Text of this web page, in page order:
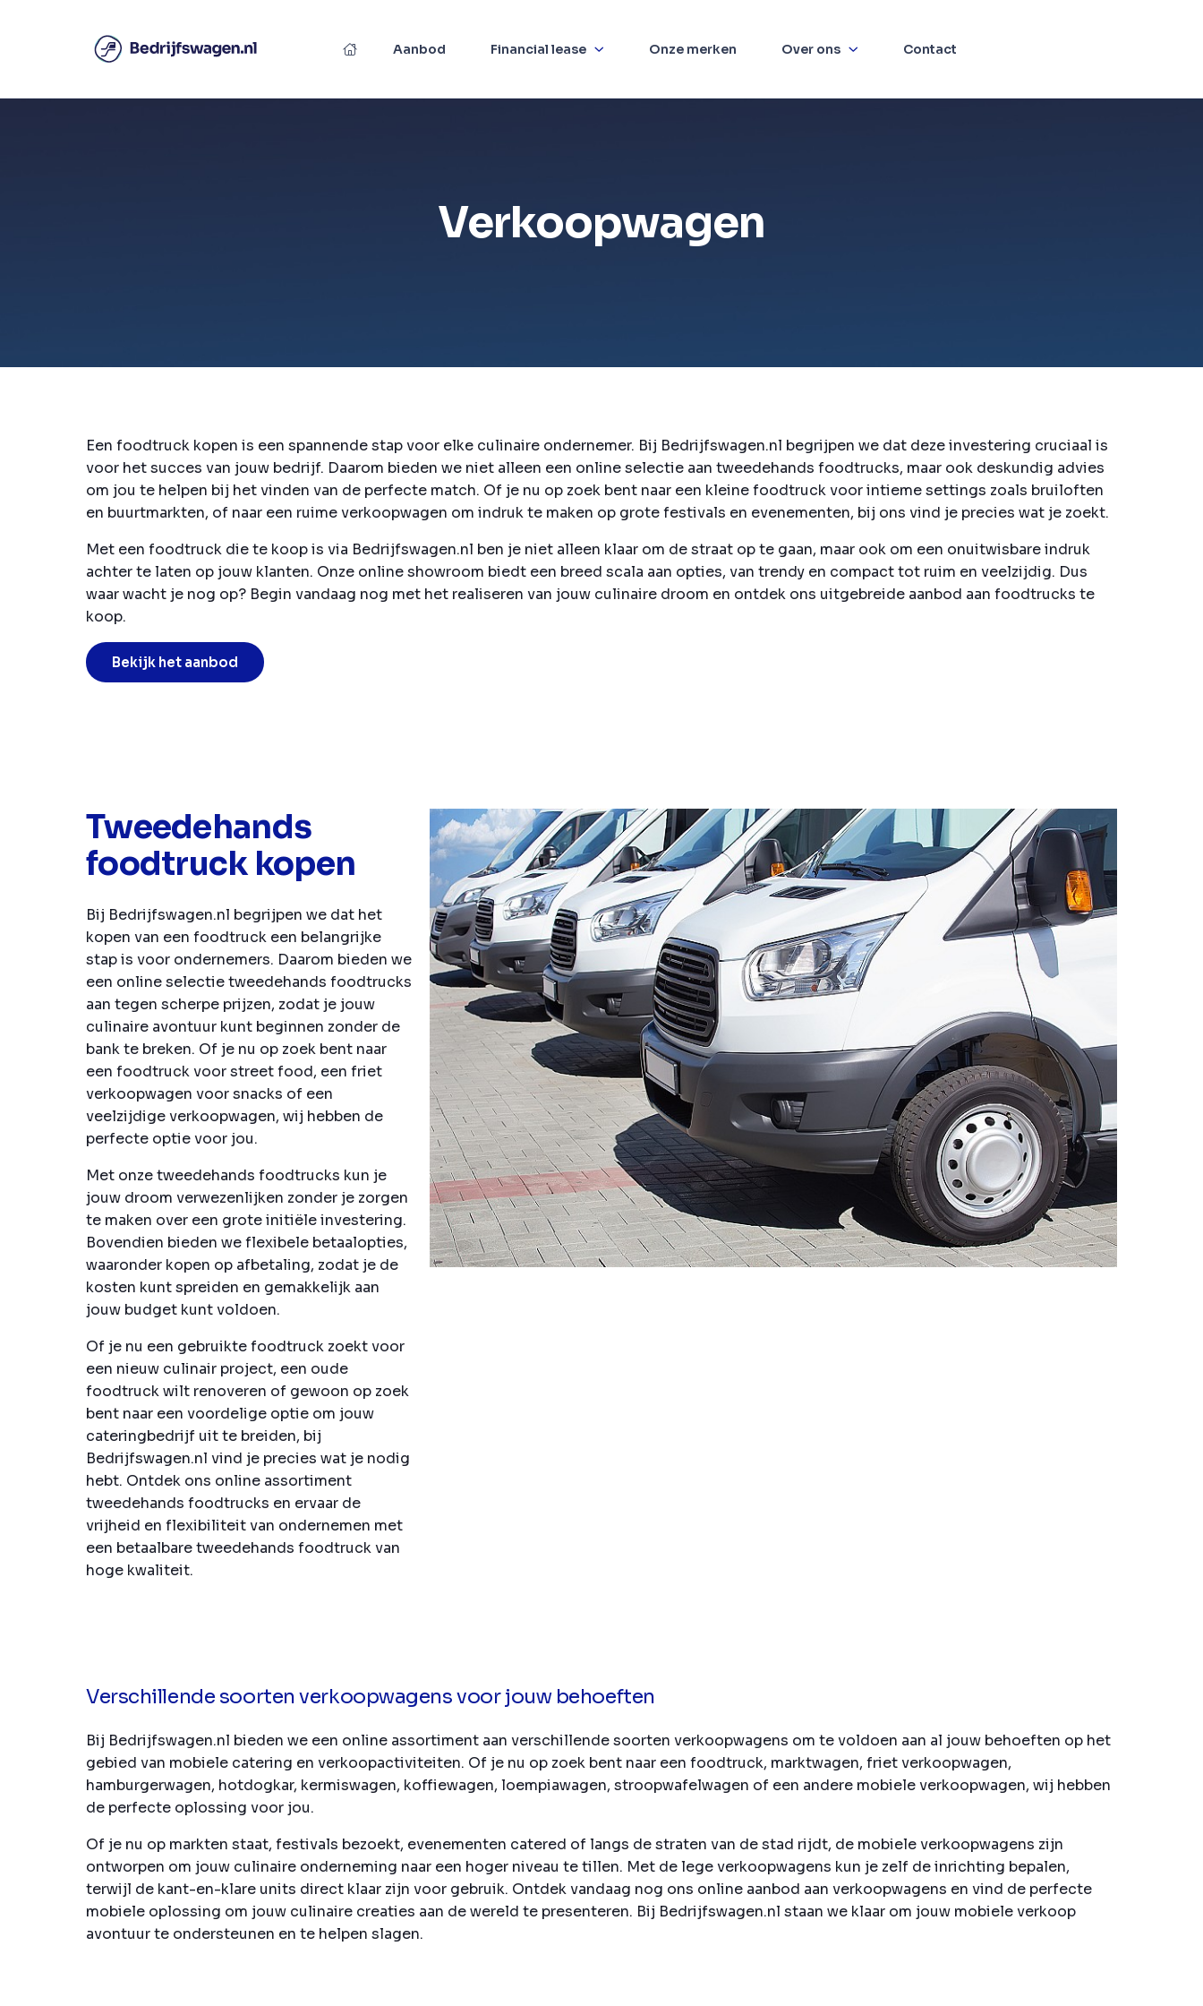
Aanbod Financial lease Onze merken Over ons Contact
Verkoopwagen
Een foodtruck kopen is een spannende stap voor elke culinaire ondernemer. Bij Bedrijfswagen.nl begrijpen we dat deze investering cruciaal is
voor het succes van jouw bedrijf. Daarom bieden we niet alleen een online selectie aan tweedehands foodtrucks, maar ook deskundig advies
om jou te helpen bij het vinden van de perfecte match. Of je nu op zoek bent naar een kleine foodtruck voor intieme settings zoals bruiloften
en buurtmarkten, of naar een ruime verkoopwagen om indruk te maken op grote festivals en evenementen, bij ons vind je precies wat je zoekt.
Met een foodtruck die te koop is via Bedrijfswagen.nl ben je niet alleen klaar om de straat op te gaan, maar ook om een onuitwisbare indruk
achter te laten op jouw klanten. Onze online showroom biedt een breed scala aan opties, van trendy en compact tot ruim en veelzijdig. Dus
waar wacht je nog op? Begin vandaag nog met het realiseren van jouw culinaire droom en ontdek ons uitgebreide aanbod aan foodtrucks te
koop.
Bekijk het aanbod
Tweedehands
foodtruck kopen
Bij Bedrijfswagen.nl begrijpen we dat het
kopen van een foodtruck een belangrijke
stap is voor ondernemers. Daarom bieden we
een online selectie tweedehands foodtrucks
aan tegen scherpe prijzen, zodat je jouw
culinaire avontuur kunt beginnen zonder de
bank te breken. Of je nu op zoek bent naar
een foodtruck voor street food, een friet
verkoopwagen voor snacks of een
veelzijdige verkoopwagen, wij hebben de
perfecte optie voor jou.
Met onze tweedehands foodtrucks kun je
jouw droom verwezenlijken zonder je zorgen
te maken over een grote initiële investering.
Bovendien bieden we flexibele betaalopties,
waaronder kopen op afbetaling, zodat je de
kosten kunt spreiden en gemakkelijk aan
jouw budget kunt voldoen.
Of je nu een gebruikte foodtruck zoekt voor
een nieuw culinair project, een oude
foodtruck wilt renoveren of gewoon op zoek
bent naar een voordelige optie om jouw
cateringbedrijf uit te breiden, bij
Bedrijfswagen.nl vind je precies wat je nodig
hebt. Ontdek ons online assortiment
tweedehands foodtrucks en ervaar de
vrijheid en flexibiliteit van ondernemen met
een betaalbare tweedehands foodtruck van
hoge kwaliteit.
Verschillende soorten verkoopwagens voor jouw behoeften
Bij Bedrijfswagen.nl bieden we een online assortiment aan verschillende soorten verkoopwagens om te voldoen aan al jouw behoeften op het
gebied van mobiele catering en verkoopactiviteiten. Of je nu op zoek bent naar een foodtruck, marktwagen, friet verkoopwagen,
hamburgerwagen, hotdogkar, kermiswagen, koffiewagen, loempiawagen, stroopwafelwagen of een andere mobiele verkoopwagen, wij hebben
de perfecte oplossing voor jou.
Of je nu op markten staat, festivals bezoekt, evenementen catered of langs de straten van de stad rijdt, de mobiele verkoopwagens zijn
ontworpen om jouw culinaire onderneming naar een hoger niveau te tillen. Met de lege verkoopwagens kun je zelf de inrichting bepalen,
terwijl de kant-en-klare units direct klaar zijn voor gebruik. Ontdek vandaag nog ons online aanbod aan verkoopwagens en vind de perfecte
mobiele oplossing om jouw culinaire creaties aan de wereld te presenteren. Bij Bedrijfswagen.nl staan we klaar om jouw mobiele verkoop
avontuur te ondersteunen en te helpen slagen.